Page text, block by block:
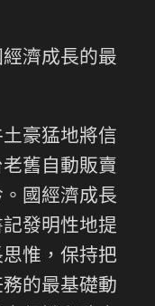
濟成長的最
豪猛地將信
舊自動販賣
國經濟成長
發明性地提
惟，保持把
的最基礎動